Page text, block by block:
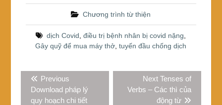
b
o
k
er
e
st
e
Chương trình từ thiện
dịch Covid ,điều trị bệnh nhân bị covid nặng
Gây quỹ để mua máy thở ,tuyến đầu chống dịch
hướng
bài
PreviousPrevious
post:
Download pháp lý
quy hoạch chi tiết
Next Next
post:
Tenses of
Verbs – Các thì của
động từ